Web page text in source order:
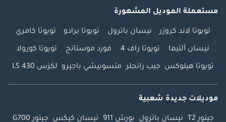
مستعملة الموديل المشهورة
تويوتا لاند كروزر نيسان باترول تويوتا برادو تويوتا كامري
نيسان ألتيما تويوتا راف 4 فورد موستانج تويوتا كورولا
تويوتا هيلوكس جيب رانجلر متسوبيشي باجيرو لكزس LS 430
موديلات جديدة شعبية
جيتور T2 نيسان باترول بورش 911 نيسان كيكس جيتور G700